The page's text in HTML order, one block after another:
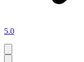
5.0